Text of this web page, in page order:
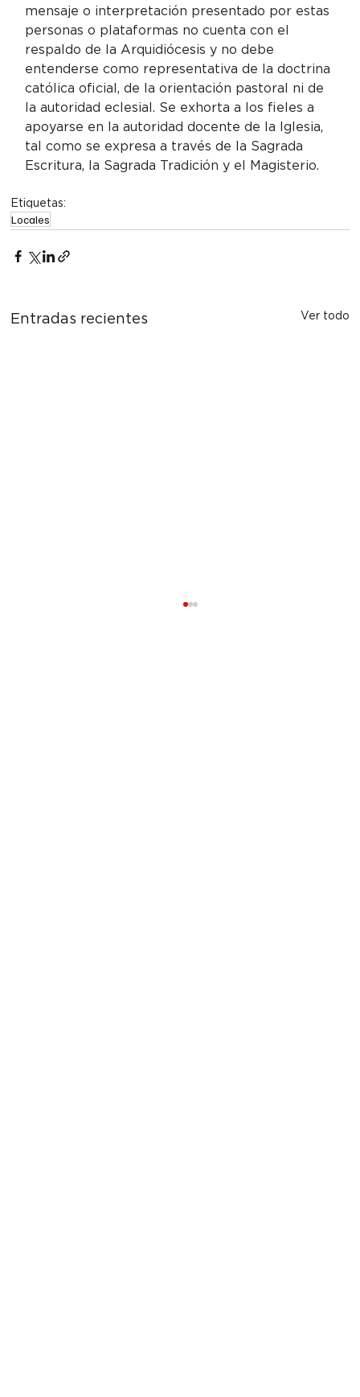
mensaje o interpretación presentado por estas
personas o plataformas no cuenta con el
respaldo de la Arquidiócesis y no debe
entenderse como representativa de la doctrina
católica oficial, de la orientación pastoral ni de
la autoridad eclesial. Se exhorta a los fieles a
apoyarse en la autoridad docente de la Iglesia,
tal como se expresa a través de la Sagrada
Escritura, la Sagrada Tradición y el Magisterio.
Etiquetas:
Locales
Entradas recientes Ver todo